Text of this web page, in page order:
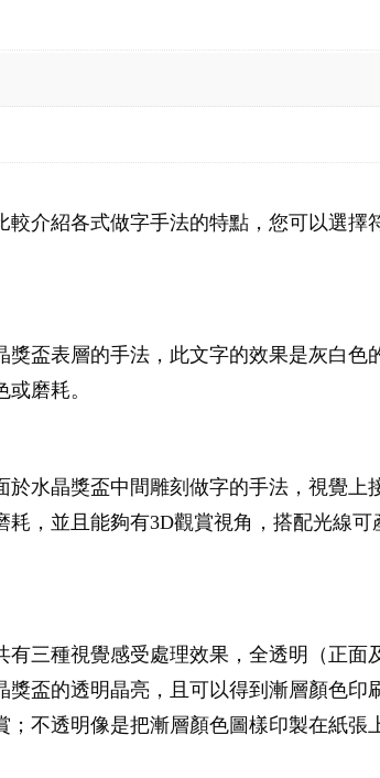
介紹各式做字手法的特點，您可以選擇
盃表層的手法，此文字的效果是灰白色
磨耗。
水晶獎盃中間雕刻做字的手法，視覺上
，並且能夠有3D觀賞視角，搭配光線可
三種視覺感受處理效果，全透明（正面
盃的透明晶亮，且可以得到漸層顏色印
不透明像是把漸層顏色圖樣印製在紙張